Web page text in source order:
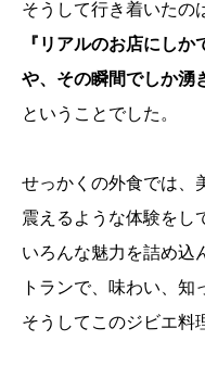
そうして行き着いたの
『リアルのお店にし
や、その瞬間でしか湧
ということでした。
せっかくの外食では、
震えるような体験をし
いろんな魅力を詰め込
トランで、味わい、知
そうしてこのジビエ料